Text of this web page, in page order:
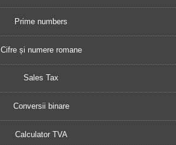
Prime numbers
Cifre și numere romane
Sales Tax
Conversii binare
Calculator TVA